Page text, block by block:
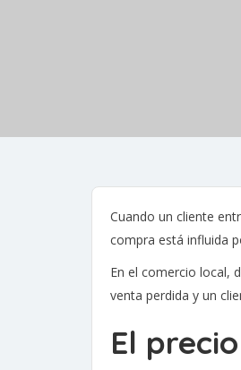
Cuando un cliente
compra está influida
En el comercio local,
venta perdida y un
El